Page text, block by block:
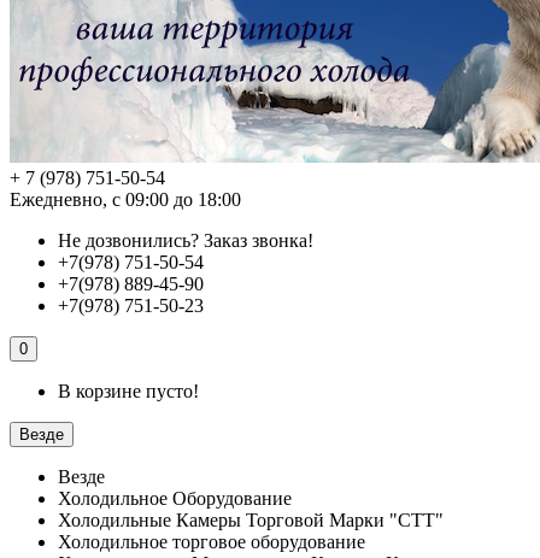
+ 7 (978) 751-50-54
Ежедневно, с 09:00 до 18:00
Не дозвонились? Заказ звонка!
+7(978) 751-50-54
+7(978) 889-45-90
+7(978) 751-50-23
0
В корзине пусто!
Везде
Везде
Холодильное Оборудование
Холодильные Камеры Торговой Марки "СТТ"
Холодильное торговое оборудование